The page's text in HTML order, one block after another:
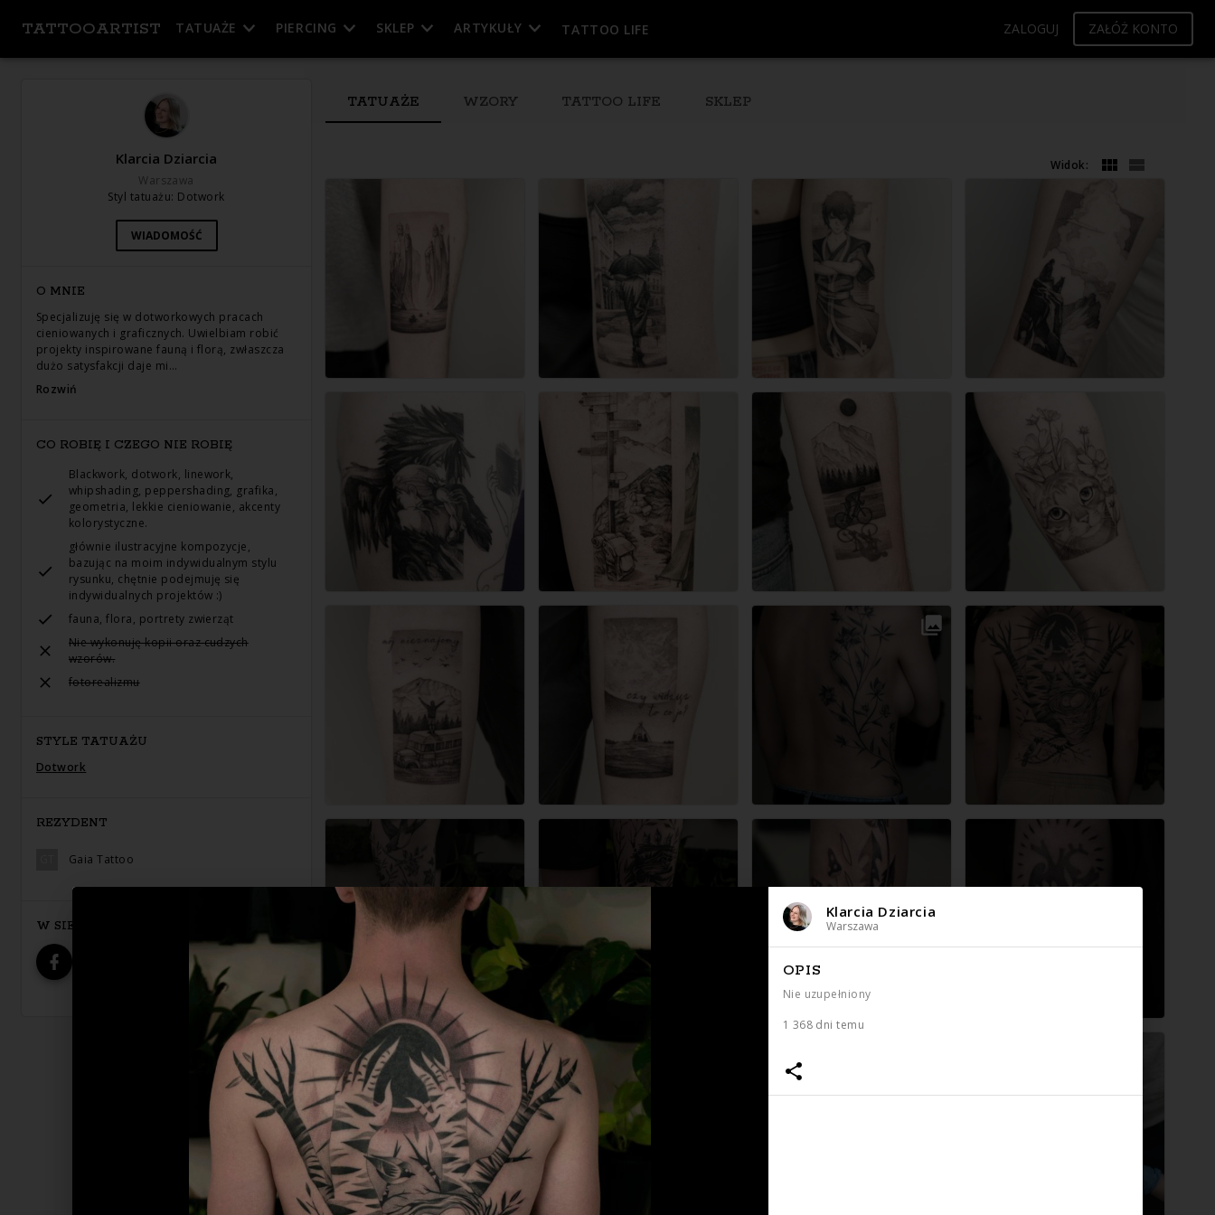
TATTOOARTIST TATUAŻE PIERCING SKLEP ARTYKUŁY TATTOO LIFE ZALOGUJ ZAŁÓŻ KONTO
Klarcia Dziarcia
Warszawa
Styl tatuażu: Dotwork
WIADOMOŚĆ
O MNIE
Specjalizuję się w dotworkowych pracach
cieniowanych i graficznych. Uwielbiam robić
projekty inspirowane fauną i florą, zwłaszcza
dużo satysfakcji daje mi…
Rozwiń
CO ROBIĘ I CZEGO NIE ROBIĘ
Blackwork, dotwork, linework,
whipshading, peppershading, grafika,
geometria, lekkie cieniowanie, akcenty
kolorystyczne.
głównie ilustracyjne kompozycje,
bazując na moim indywidualnym stylu
rysunku, chętnie podejmuję się
indywidualnych projektów :)
fauna, flora, portrety zwierząt
Nie wykonuję kopii oraz cudzych
wzorów.
fotorealizmu
STYLE TATUAŻU
Dotwork
REZYDENT
Gaia Tattoo
W SIECI
TATUAŻE WZORY TATTOO LIFE SKLEP
Widok:
Klarcia Dziarcia
Warszawa
OPIS
Nie uzupełniony
1 368 dni temu